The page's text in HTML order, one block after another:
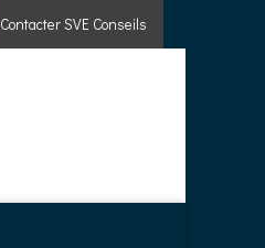
Contacter SVE Conseils